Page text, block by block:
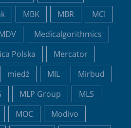
MBK MBR
MCI
Medicalgorithmics
Polska
Mercator
miedź MIL
Mirbud
MLP Group
MLS
MOC
Modivo